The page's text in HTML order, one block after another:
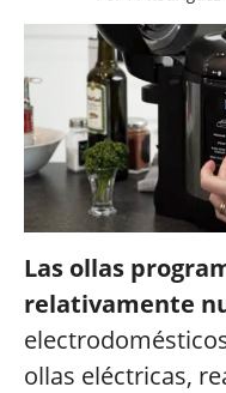
Las ollas
relativamente
ollas eléctricas,